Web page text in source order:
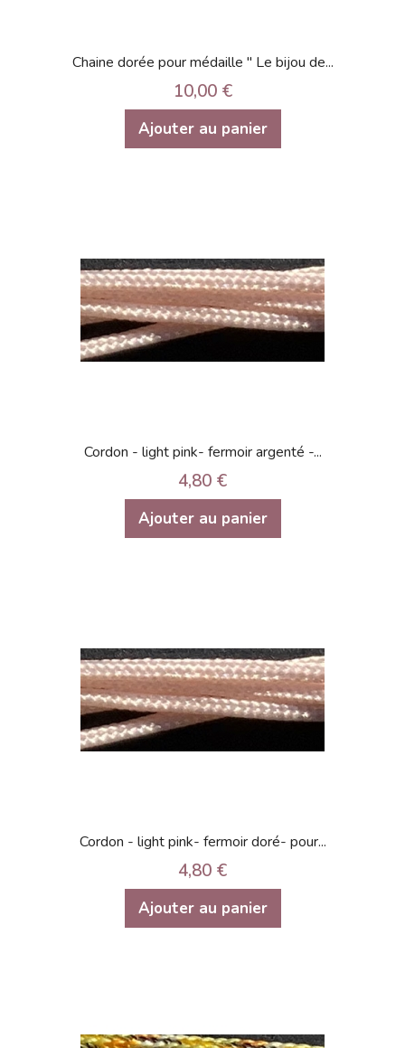
Chaine dorée pour médaille " Le bijou de...
10,00 €
Ajouter au panier
Cordon - light pink- fermoir argenté -...
4,80 €
Ajouter au panier
Cordon - light pink- fermoir doré- pour...
4,80 €
Ajouter au panier